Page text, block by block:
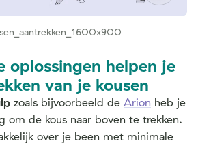
oplossingen helpen je
van je kousen
zoals bijvoorbeeld de Arion heb je
om de kous naar boven te trekken.
over je been met minimale